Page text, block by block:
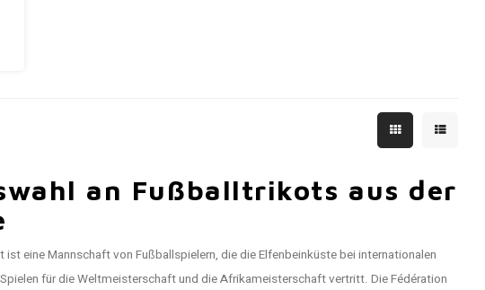
an Fußballtrikots aus der
eine Mannschaft von Fußballspielern, die die Elfenbeinküste bei internationalen
für die Weltmeisterschaft und die Afrikameisterschaft vertritt. Die Fédération